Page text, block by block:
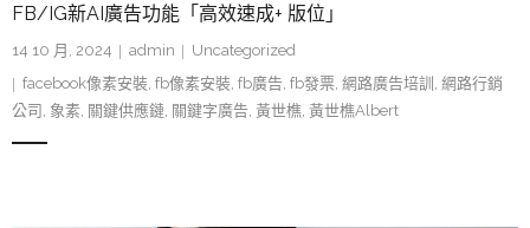
FB/IG新AI廣告功能「高效速成+ 版位」
14 10 月, 2024 admin
Uncategorized
facebook像素安裝 fb像素安裝 fb廣告 fb發票 網路廣告培訓 網路行銷
公司 象素 關鍵供應鏈 關鍵字廣告 黃世樵 黃世樵Albert